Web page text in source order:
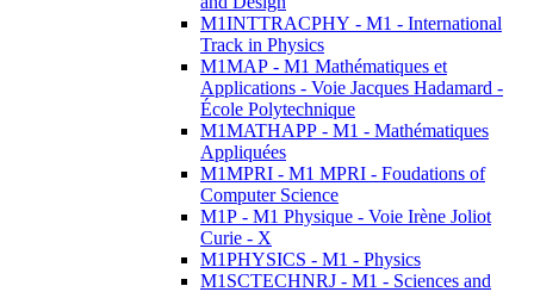
M1INTTRACPHY - M1 - International
Track in Physics
M1MAP - M1 Mathématiques et
Applications - Voie Jacques Hadamard -
École Polytechnique
M1MATHAPP - M1 - Mathématiques
Appliquées
M1MPRI - M1 MPRI - Foudations of
Computer Science
M1P - M1 Physique - Voie Irène Joliot
Curie - X
M1PHYSICS - M1 - Physics
M1SCTECHNRJ - M1 - Sciences and